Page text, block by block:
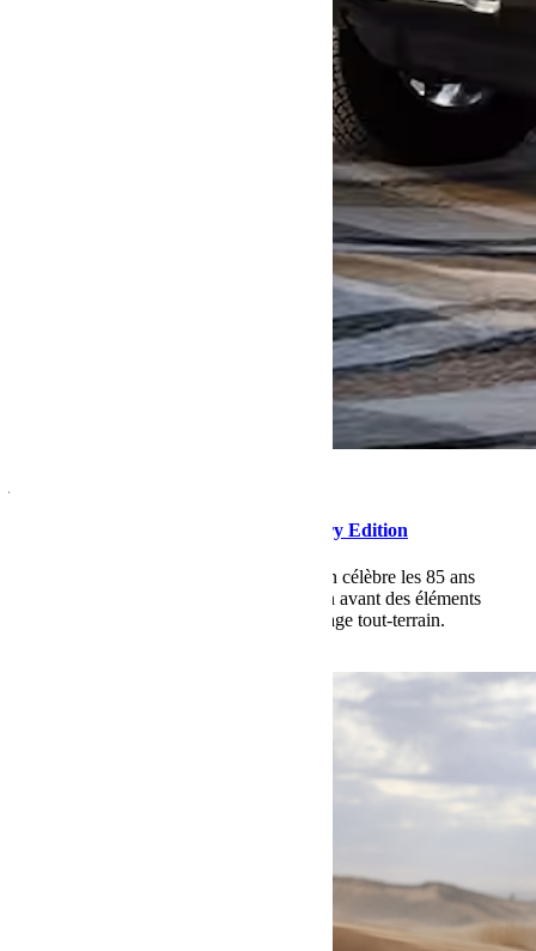
Drop 3, Jeep Wrangler 85th Anniversary Edition
La Jeep Wrangler 85th Anniversary Edition célèbre les 85 ans
d’aventure de la marque Jeep en mettant en avant des éléments
exclusifs qui rendent hommage à son héritage tout-terrain.